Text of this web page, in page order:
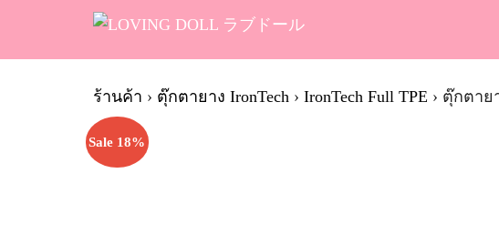
content
for:
ร้านค้า › ตุ๊กตายาง IronTech › IronTech Full TPE › ตุ๊กตาย
Sale 18%